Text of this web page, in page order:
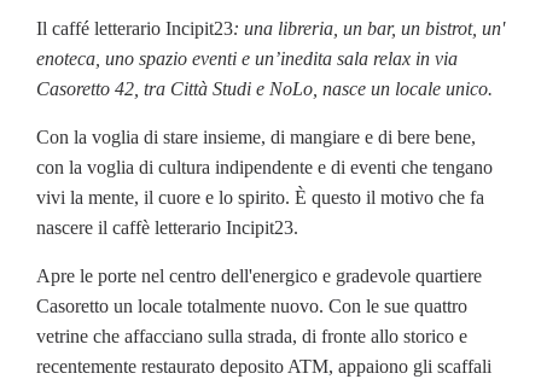
Il caffé letterario Incipit23: una libreria, un bar, un bistrot, un'
enoteca, uno spazio eventi e un’inedita sala relax in via
Casoretto 42, tra Città Studi e NoLo, nasce un locale unico.
Con la voglia di stare insieme, di mangiare e di bere bene,
con la voglia di cultura indipendente e di eventi che tengano
vivi la mente, il cuore e lo spirito. È questo il motivo che fa
nascere il caffè letterario Incipit23.
Apre le porte nel centro dell'energico e gradevole quartiere
Casoretto un locale totalmente nuovo. Con le sue quattro
vetrine che affacciano sulla strada, di fronte allo storico e
recentemente restaurato deposito ATM, appaiono gli scaffali